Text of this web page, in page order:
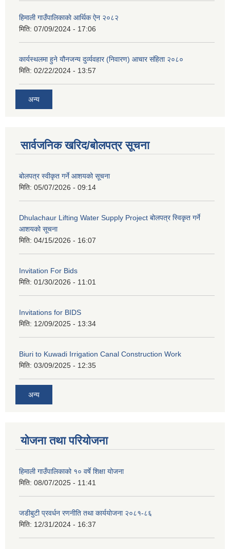
हिमाली गाउँपालिकाकाे आर्थिक ऐन २०८२
मिति: 07/09/2024 - 17:06
कार्यस्थलमा हुने यौनजन्य दुर्व्यवहार (निवारण) आचार संहिता २०८०
मिति: 02/22/2024 - 13:57
अन्य
सार्वजनिक खरिद/बोलपत्र सूचना
बोलपत्र स्वीकृत गर्ने आशयको सूचना
मिति: 05/07/2026 - 09:14
Dhulachaur Lifting Water Supply Project बोलपत्र स्विकृत गर्ने
आशयको सूचना
मिति: 04/15/2026 - 16:07
Invitation For Bids
मिति: 01/30/2026 - 11:01
Invitations for BIDS
मिति: 12/09/2025 - 13:34
Biuri to Kuwadi Irrigation Canal Construction Work
मिति: 03/09/2025 - 12:35
अन्य
योजना तथा परियोजना
हिमाली गाउँपालिकाको १० वर्षे शिक्षा योजना
मिति: 08/07/2025 - 11:41
जडीबुटी प्रवर्धन रणनीति तथा कार्ययाेजना २०८१-८६
मिति: 12/31/2024 - 16:37